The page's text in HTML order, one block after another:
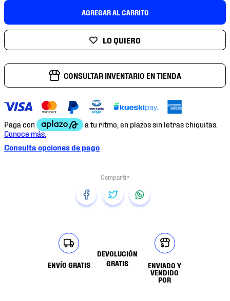
AGREGAR AL CARRITO
CONSULTAR INVENTARIO EN TIENDA
Consulta opciones de pago
ENVÍO GRATIS
DEVOLUCIÓN
GRATIS
ENVIADO Y
VENDIDO
POR
8.
chivas